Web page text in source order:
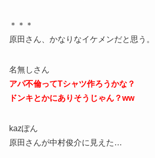
＊＊＊
原田さん、かなりなイケメンだと思う。
名無しさん
アパ不倫ってTシャツ作ろうかな？
ドンキとかにありそうじゃん？ww
kazぽん
原田さんが中村俊介に見えた…